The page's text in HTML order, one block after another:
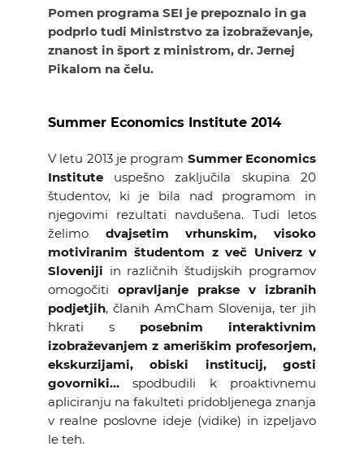
Pomen programa SEI je prepoznalo in ga
podprlo tudi Ministrstvo za izobraževanje,
znanost in šport z ministrom, dr. Jernej
Pikalom na čelu.
Summer Economics Institute 2014
V letu 2013 je program Summer Economics
Instituteuspešno zaključila skupina 20
študentov, ki je bila nad programom in
njegovimi rezultati navdušena. Tudi letos
želimo dvajsetim vrhunskim, visoko
motiviranim študentom z več Univerz v
Sloveniji in različnih študijskih programov
omogočiti opravljanje prakse v izbranih
podjetjih, članih AmCham Slovenija, ter jih
hkrati s posebnim interaktivnim
izobraževanjem z ameriškim profesorjem,
ekskurzijami, obiski institucij, gosti
govorniki…spodbudili k proaktivnemu
apliciranju na fakulteti pridobljenega znanja
v realne poslovne ideje (vidike) in izpeljavo
le teh.